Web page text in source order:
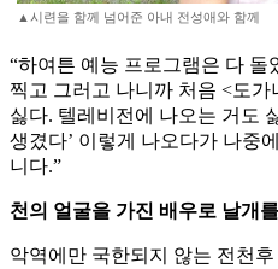
▲시련을 함께 넘어준 아내 전성애와 함께
“하여튼 예능 프로그램은 다
찍고 그러고 나니까 처음 <도가
싫다. 텔레비전에 나오는 거도
생겼다’ 이렇게 나오다가 나중
니다.”
천의 얼굴을 가진 배우로 날개
악역에만 국한되지 않는 전천